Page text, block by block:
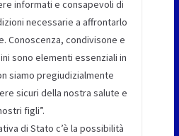
informati e consapevoli di
necessarie a affrontarlo
Conoscenza, condivisone e
sono elementi essenziali in
siamo pregiudizialmente
sicuri della nostra salute e
figli”.
di Stato c’è la possibilità